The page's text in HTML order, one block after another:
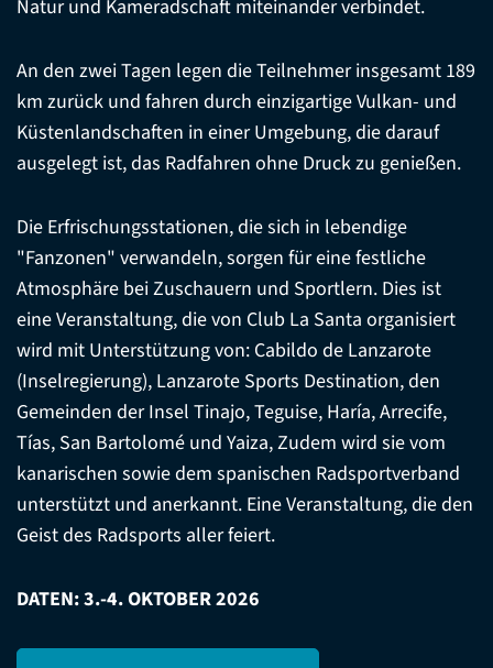
Natur und Kameradschaft miteinander verbindet.
An den zwei Tagen legen die Teilnehmer insgesamt 189
km zurück und fahren durch einzigartige Vulkan- und
Küstenlandschaften in einer Umgebung, die darauf
ausgelegt ist, das Radfahren ohne Druck zu genießen.
Die Erfrischungsstationen, die sich in lebendige
"Fanzonen" verwandeln, sorgen für eine festliche
Atmosphäre bei Zuschauern und Sportlern. Dies ist
eine Veranstaltung, die von Club La Santa organisiert
wird mit Unterstützung von: Cabildo de Lanzarote
(Inselregierung), Lanzarote Sports Destination, den
Gemeinden der Insel Tinajo, Teguise, Haría, Arrecife,
Tías, San Bartolomé und Yaiza, Zudem wird sie vom
kanarischen sowie dem spanischen Radsportverband
unterstützt und anerkannt. Eine Veranstaltung, die den
Geist des Radsports aller feiert.
DATEN: 3.-4. OKTOBER 2026